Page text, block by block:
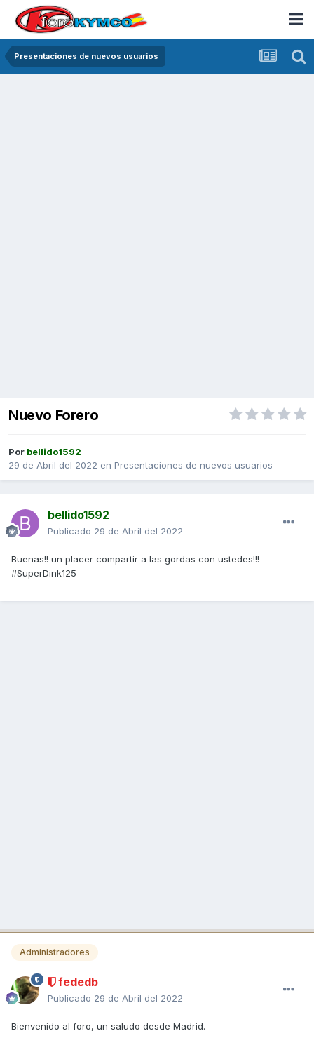
Presentaciones de nuevos usuarios
Nuevo Forero
Por bellido1592
29 de Abril del 2022 en Presentaciones de nuevos usuarios
bellido1592
Publicado 29 de Abril del 2022
Buenas!! un placer compartir a las gordas con ustedes!!!
#SuperDink125
Administradores
fededb
Publicado 29 de Abril del 2022
Bienvenido al foro, un saludo desde Madrid.